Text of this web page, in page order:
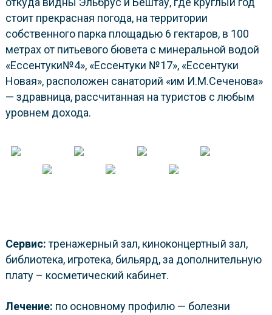
стоит прекрасная погода, на территории
собственного парка площадью 6 гектаров, в 100
метрах от питьевого бювета с минеральной водой
«Ессентуки№4», «Ессентуки №17», «Ессентуки
Новая», расположен санаторий «им И.М.Сеченова»
— здравница, рассчитанная на туристов с любым
уровнем дохода.
Сервис:тренажерный зал, киноконцертный зал,
библиотека, игротека, бильярд, за дополнительную
плату – косметический кабинет.
Лечение: по основному профилю — болезни